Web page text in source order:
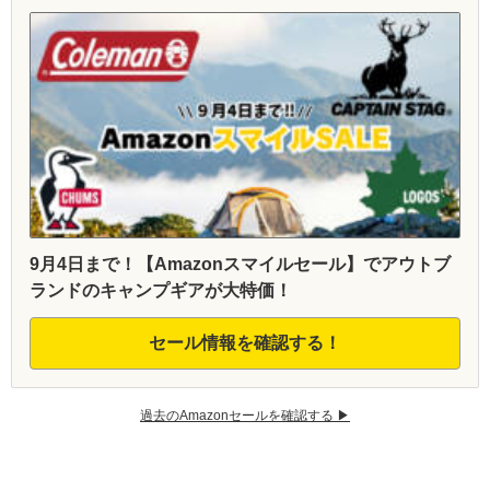
9月4日まで！【Amazonスマイルセール】でアウトブ
ランドのキャンプギアが大特価！
セール情報を確認する！
過去のAmazonセールを確認する ▶︎